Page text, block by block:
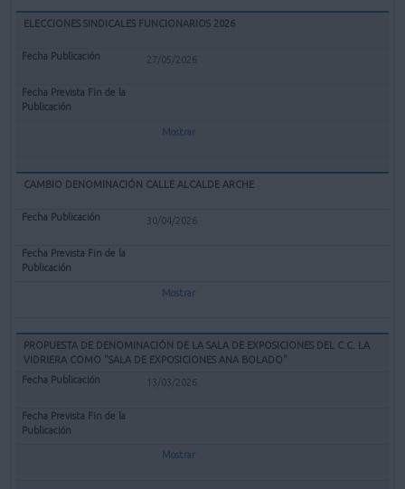
ELECCIONES SINDICALES FUNCIONARIOS 2026
27/05/2026
Mostrar
CAMBIO DENOMINACIÓN CALLE ALCALDE ARCHE
30/04/2026
Mostrar
PROPUESTA DE DENOMINACIÓN DE LA SALA DE EXPOSICIONES DEL C.C. LA
VIDRIERA COMO "SALA DE EXPOSICIONES ANA BOLADO"
13/03/2026
Mostrar